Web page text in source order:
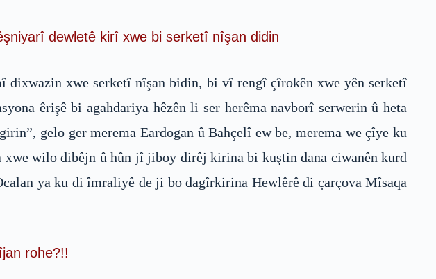
dewletê kirî xwe bi serketî nîşan didin
xwe serketî nîşan bidin, bi vî rengî çîrokên xwe yên serketî
êrişê bi agahdariya hêzên li ser herêma navborî serwerin û heta
gelo ger merema Eardogan û Bahçelî ew be, merema we çîye ku
wilo dibêjn û hûn jî jiboy dirêj kirina bi kuştin dana ciwanên kurd
ya ku di îmraliyê de ji bo dagîrkirina Hewlêrê di çarçova Mîsaqa
rohe?!!